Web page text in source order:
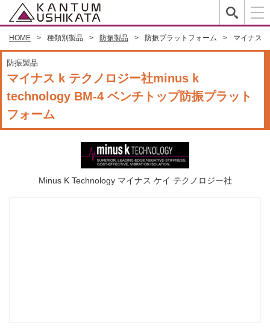
HOME 種類別製品 防振製品 防振プラットフォーム マイナス
防振製品
マイナス k テクノロジー社minus k
technology BM-4 ベンチトップ防振プラット
フォーム
Minus K Technology マイナス ケイ テクノロジー社